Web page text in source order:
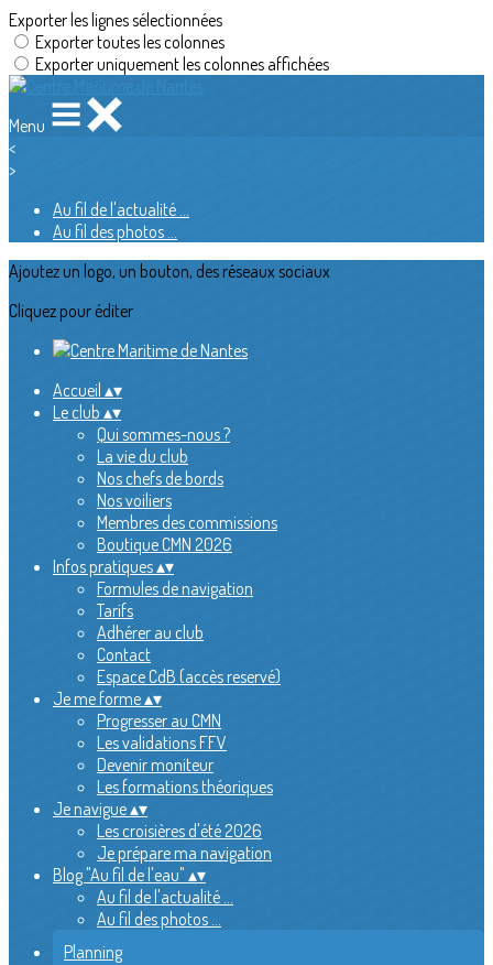
Exporter les lignes sélectionnées
Exporter toutes les colonnes
Exporter uniquement les colonnes affichées
Menu
<
>
Au fil de l'actualité ...
Au fil des photos ...
Ajoutez un logo, un bouton, des réseaux sociaux
Cliquez pour éditer
Accueil ▴▾
Le club ▴▾
Qui sommes-nous ?
La vie du club
Nos chefs de bords
Nos voiliers
Membres des commissions
Boutique CMN 2026
Infos pratiques▴▾
Formules de navigation
Tarifs
Adhérer au club
Contact
Espace CdB (accès reservé)
Je me forme▴▾
Progresser au CMN
Les validations FFV
Devenir moniteur
Les formations théoriques
Je navigue▴▾
Les croisières d'été 2026
Je prépare ma navigation
Blog "Au fil de l'eau" ▴▾
Au fil de l'actualité ...
Au fil des photos ...
Planning